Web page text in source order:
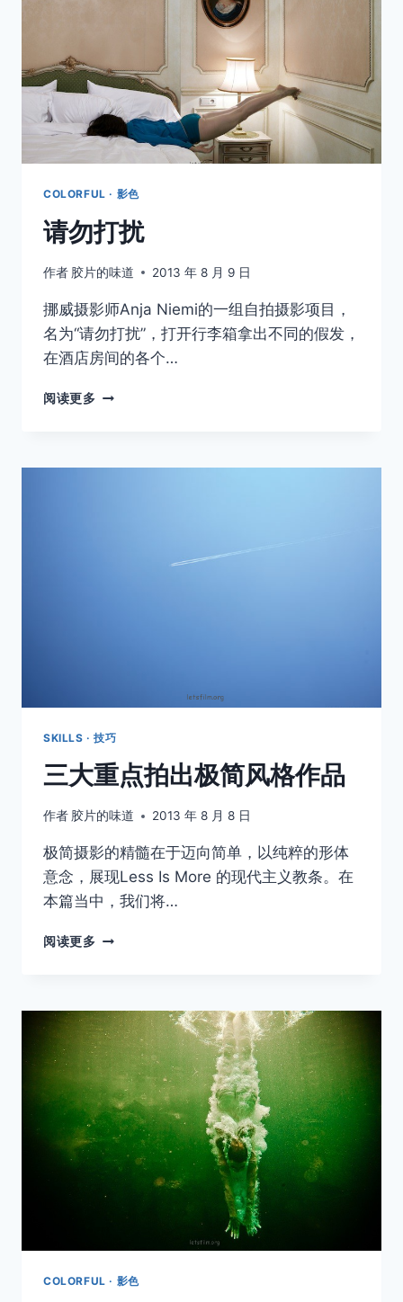
COLORFUL · 影色
请勿打扰
作者 胶片的味道 2013 年 8 月 9 日
挪威摄影师Anja Niemi的一组自拍摄影项目，
名为“请勿打扰”，打开行李箱拿出不同的假发，
在酒店房间的各个…
阅读更多
SKILLS · 技巧
三大重点拍出极简风格作品
作者 胶片的味道 2013 年 8 月 8 日
极简摄影的精髓在于迈向简单，以纯粹的形体
意念，展现Less Is More 的现代主义教条。在
本篇当中，我们将…
阅读更多
拍
出
极
简
风
格
作
品
COLORFUL · 影色
取消 搜索